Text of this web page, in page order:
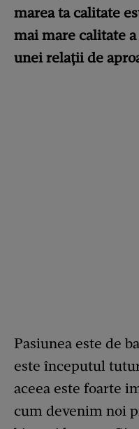
marea ta calitate
mai mare calitate
unei relații de
Pasiunea este de
este începutul
aceea este foarte
cum devenim noi